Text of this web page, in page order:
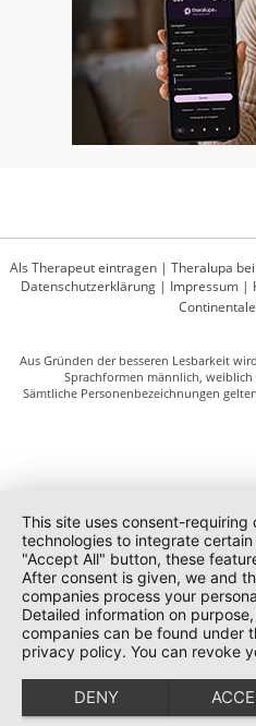
Als Therapeut eintragen | Theralupa
Datenschutzerklärung| Impressum|
Continentale
Aus Gründen der besseren Lesbarkeit
Sprachformen männlich,
Sämtliche Personenbezeichnungen
This site uses consent-
technologies to integrate
"Accept All" button, these
After consent is given, we and
companies process your
Detailed information on
companies can be found under
privacy policy. You can revoke
DENY